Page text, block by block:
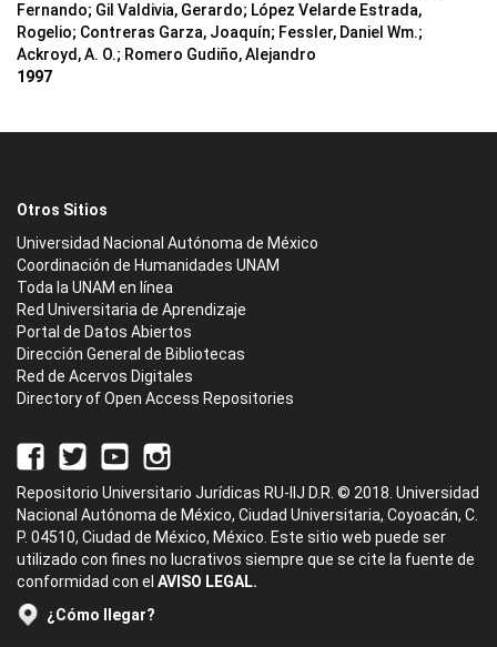
Fernando; Gil Valdivia, Gerardo; López Velarde Estrada,
Rogelio; Contreras Garza, Joaquín; Fessler, Daniel Wm.;
Ackroyd, A. O.; Romero Gudiño, Alejandro
1997
Otros Sitios
Universidad Nacional Autónoma de México
Coordinación de Humanidades UNAM
Toda la UNAM en línea
Red Universitaria de Aprendizaje
Portal de Datos Abiertos
Dirección General de Bibliotecas
Red de Acervos Digitales
Directory of Open Access Repositories
Repositorio Universitario Jurídicas RU-IIJ D.R. © 2018. Universidad
Nacional Autónoma de México, Ciudad Universitaria, Coyoacán, C.
P. 04510, Ciudad de México, México. Este sitio web puede ser
utilizado con fines no lucrativos siempre que se cite la fuente de
conformidad con el AVISO LEGAL.
¿Cómo llegar?